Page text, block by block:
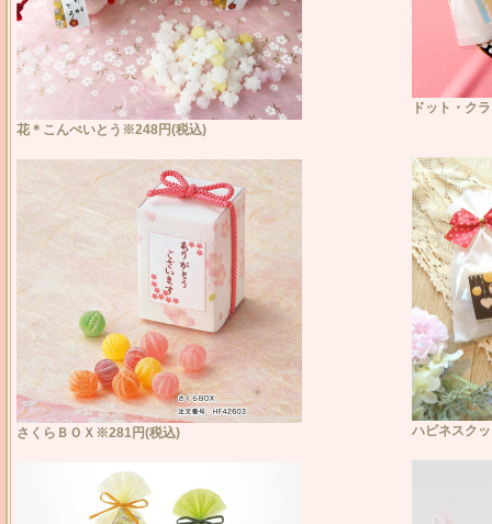
花＊こんぺいとう※248円(税込)
さくらＢＯＸ※281円(税込)
ドット・ク
ハピネスク